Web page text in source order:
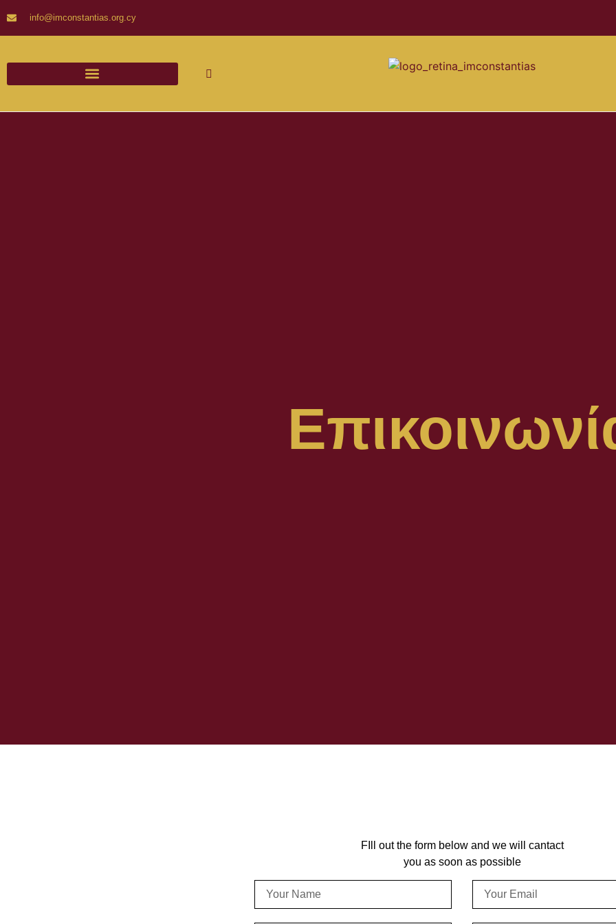
info@imconstantias.org.cy
FIll out the form below and we will cantact
you as soon as possible